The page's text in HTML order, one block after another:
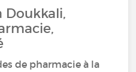
Doukkali,
de pharmacie à la